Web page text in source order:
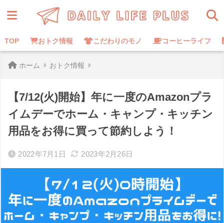
TOP おトク情報 こだわりのモノ コーヒーライフ
ホーム おトク情報
【7/12(火)開始】年に一度のAmazonプラ
イムデーでホーム・キャンプ・キッチン
用品をお得に買って節約しよう！
2022年7月1日 2023年2月26日